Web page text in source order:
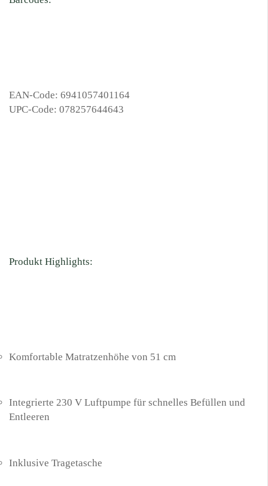
EAN-Code: 6941057401164
UPC-Code: 078257644643
Produkt Highlights:
Komfortable Matratzenhöhe von 51 cm
Integrierte 230 V Luftpumpe für schnelles Befüllen und
Entleeren
Inklusive Tragetasche